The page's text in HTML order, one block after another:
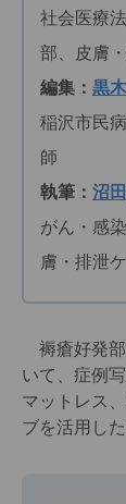
社会医療
部、皮膚
編集： 黒
稲沢市民
師
執筆： 沼
がん・感
膚・排泄
褥瘡好発部
いて、症例
マットレス
ブを活用し